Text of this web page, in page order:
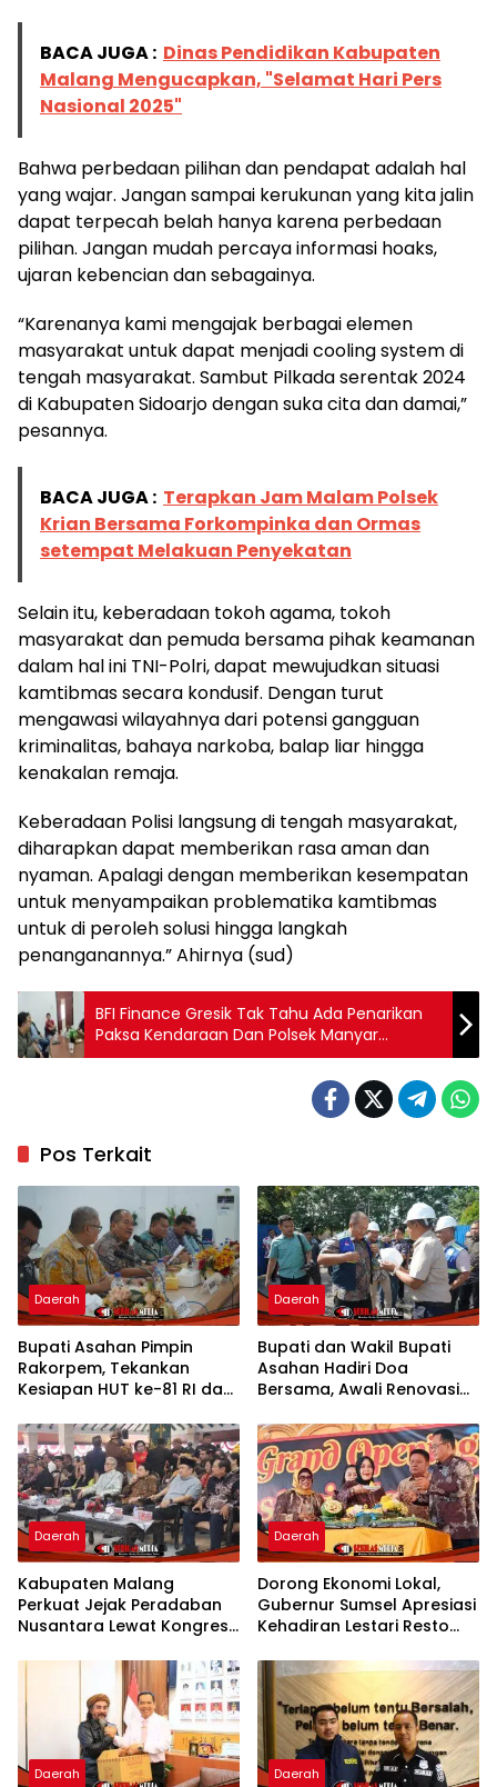
BACA JUGA : Dinas Pendidikan Kabupaten
Malang Mengucapkan, "Selamat Hari Pers
Nasional 2025"
Bahwa perbedaan pilihan dan pendapat adalah hal
yang wajar. Jangan sampai kerukunan yang kita jalin
dapat terpecah belah hanya karena perbedaan
pilihan. Jangan mudah percaya informasi hoaks,
ujaran kebencian dan sebagainya.
“Karenanya kami mengajak berbagai elemen
masyarakat untuk dapat menjadi cooling system di
tengah masyarakat. Sambut Pilkada serentak 2024
di Kabupaten Sidoarjo dengan suka cita dan damai,”
pesannya.
BACA JUGA : Terapkan Jam Malam Polsek
Krian Bersama Forkompinka dan Ormas
setempat Melakuan Penyekatan
Selain itu, keberadaan tokoh agama, tokoh
masyarakat dan pemuda bersama pihak keamanan
dalam hal ini TNI-Polri, dapat mewujudkan situasi
kamtibmas secara kondusif. Dengan turut
mengawasi wilayahnya dari potensi gangguan
kriminalitas, bahaya narkoba, balap liar hingga
kenakalan remaja.
Keberadaan Polisi langsung di tengah masyarakat,
diharapkan dapat memberikan rasa aman dan
nyaman. Apalagi dengan memberikan kesempatan
untuk menyampaikan problematika kamtibmas
untuk di peroleh solusi hingga langkah
penanganannya.” Ahirnya (sud)
BFI Finance Gresik Tak Tahu Ada Penarikan
Paksa Kendaraan Dan Polsek Manyar
Turunkan Personilnya di TKP
Pos Terkait
Daerah
Bupati Asahan Pimpin
Rakorpem, Tekankan
Kesiapan HUT ke-81 RI dan
Prioritas 2027
Daerah
Bupati dan Wakil Bupati
Asahan Hadiri Doa
Bersama, Awali Renovasi
Daerah
Kabupaten Malang
Perkuat Jejak Peradaban
Nusantara Lewat Kongres
Daerah
Dorong Ekonomi Lokal,
Gubernur Sumsel Apresiasi
Kehadiran Lestari Resto
Opening 50%
Daerah Daerah